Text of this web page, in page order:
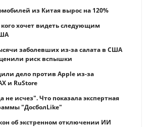
из Китая вырос на 120%
хочет видеть следующим
заболевших из-за салата в США
риск вспышки
дело против Apple из-за
и RuStore
не исчез". Что показала экспертная
"ДосболLike"
об экстренном отключении ИИ